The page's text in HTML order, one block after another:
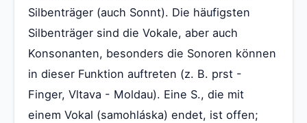
Silbenträger (auch Sonnt). Die häufigsten
Silbenträger sind die Vokale, aber auch
Konsonanten, besonders die Sonoren können
in dieser Funktion auftreten (z. B. prst -
Finger, Vltava - Moldau). Eine S., die mit
einem Vokal (samohláska) endet, ist offen;